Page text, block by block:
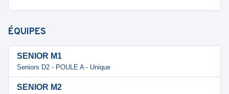
ÉQUIPES
SENIOR M1
Seniors D2 - POULE A - Unique
SENIOR M2